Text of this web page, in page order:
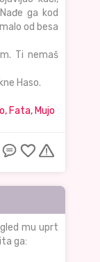
ga kod
od besa
Ti nemaš
Haso.
Fata, Mujo
mu uprt
ga: